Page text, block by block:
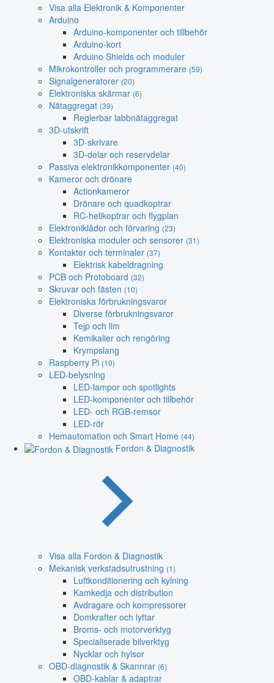
Visa alla Elektronik & Komponenter
Arduino
Arduino-komponenter och tillbehör
Arduino-kort
Arduino Shields och moduler
Mikrokontroller och programmerare (59)
Signalgeneratorer (20)
Elektroniska skärmar (6)
Nätaggregat (39)
Reglerbar labbnätaggregat
3D-utskrift
3D-skrivare
3D-delar och reservdelar
Passiva elektronikkomponenter (40)
Kameror och drönare
Actionkameror
Drönare och quadkoptrar
RC-helikoptrar och flygplan
Elektroniklådor och förvaring (23)
Elektroniska moduler och sensorer (31)
Kontakter och terminaler (37)
Elektrisk kabeldragning
PCB och Protoboard (32)
Skruvar och fästen (10)
Elektroniska förbrukningsvaror
Diverse förbrukningsvaror
Tejp och lim
Kemikalier och rengöring
Krympslang
Raspberry Pi (10)
LED-belysning
LED-lampor och spotlights
LED-komponenter och tillbehör
LED- och RGB-remsor
LED-rör
Hemautomation och Smart Home (44)
Fordon & Diagnostik
Visa alla Fordon & Diagnostik
Mekanisk verkstadsutrustning (1)
Luftkonditionering och kylning
Kamkedja och distribution
Avdragare och kompressorer
Domkrafter och lyftar
Broms- och motorverktyg
Specialiserade bilverktyg
Nycklar och hylsor
OBD-diagnostik & Skannrar (6)
OBD-kablar & adaptrar